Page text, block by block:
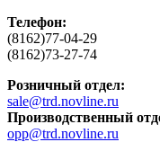
Телефон:
(8162)77-04-29
(8162)73-27-74
Розничный отдел:
sale@trd.novline.ru
Производственный
opp@trd.novline.ru